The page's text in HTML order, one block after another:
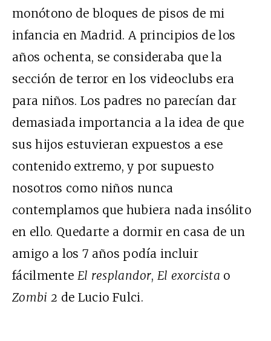
monótono de bloques de pisos de mi
infancia en Madrid. A principios de los
años ochenta, se consideraba que la
sección de terror en los videoclubs era
para niños. Los padres no parecían dar
demasiada importancia a la idea de que
sus hijos estuvieran expuestos a ese
contenido extremo, y por supuesto
nosotros como niños nunca
contemplamos que hubiera nada insólito
en ello. Quedarte a dormir en casa de un
amigo a los 7 años podía incluir
fácilmente El resplandor, El exorcista o
Zombi 2 de Lucio Fulci.